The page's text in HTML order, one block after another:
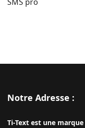
Notre Adresse :
Ti-Text est une